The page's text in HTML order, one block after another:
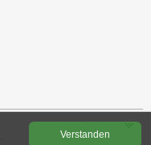
Ver­stan­den